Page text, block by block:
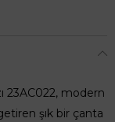
23AC022, modern
şık bir çanta